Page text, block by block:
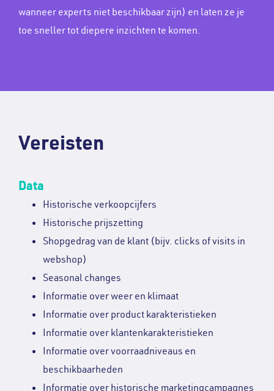
wanneer experts niet beschikbaar zijn) en laten ze je
toe sneller tot diepere inzichten te komen.
Vereisten
Data
Historische verkoopcijfers
Historische prijszetting
Shopgedrag van de klant (bijv. clicks of visits in
webshop)
Seasonal changes
Informatie over weer en klimaat
Informatie over product karakteristieken
Informatie over klantenkarakteristieken
Informatie over voorraadniveaus en
beschikbaarheden
Informatie over historische marketingcampagnes